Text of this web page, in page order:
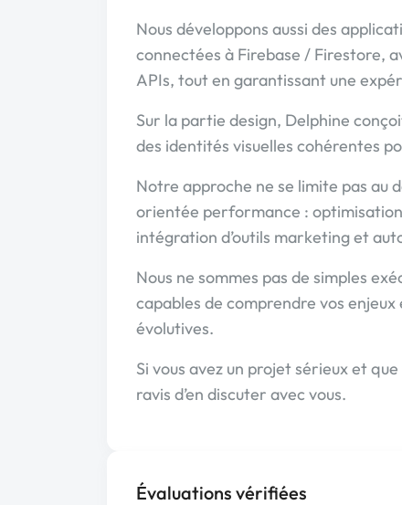
Nous développons aussi des
connectées à Firebase / Firestore,
APIs, tout en garantissant une
Sur la partie design, Delphine
des identités visuelles cohérentes
Notre approche ne se limite pas au
orientée performance :
intégration d’outils marketing et
Nous ne sommes pas de simples
capables de comprendre vos
évolutives.
Si vous avez un projet sérieux et
ravis d’en discuter avec vous.
Évaluations vérifiées